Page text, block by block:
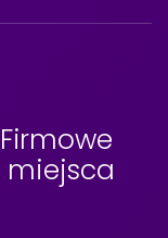
miejsca